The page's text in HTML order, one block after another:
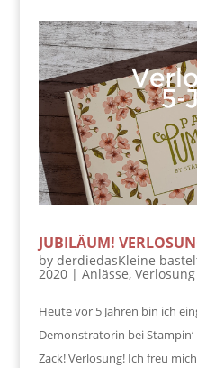
JUBILÄUM!
by derdiedasKleine
2020| Anlässe, Verlosung
Heute vor 5 Jahren bin ich
Demonstratorin bei
Zack! Verlosung! Ich freu